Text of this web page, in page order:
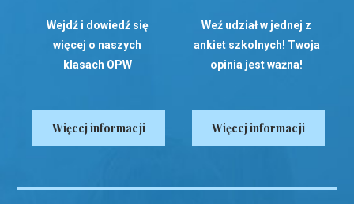
Wejdź i dowiedź się
więcej o naszych
klasach OPW
Więcej informacji
Weź udział w jednej z
ankiet szkolnych! Twoja
opinia jest ważna!
Więcej informacji